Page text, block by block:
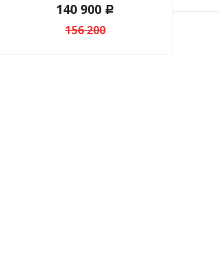
140 900 c
156 200